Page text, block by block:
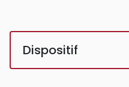
Dispositif